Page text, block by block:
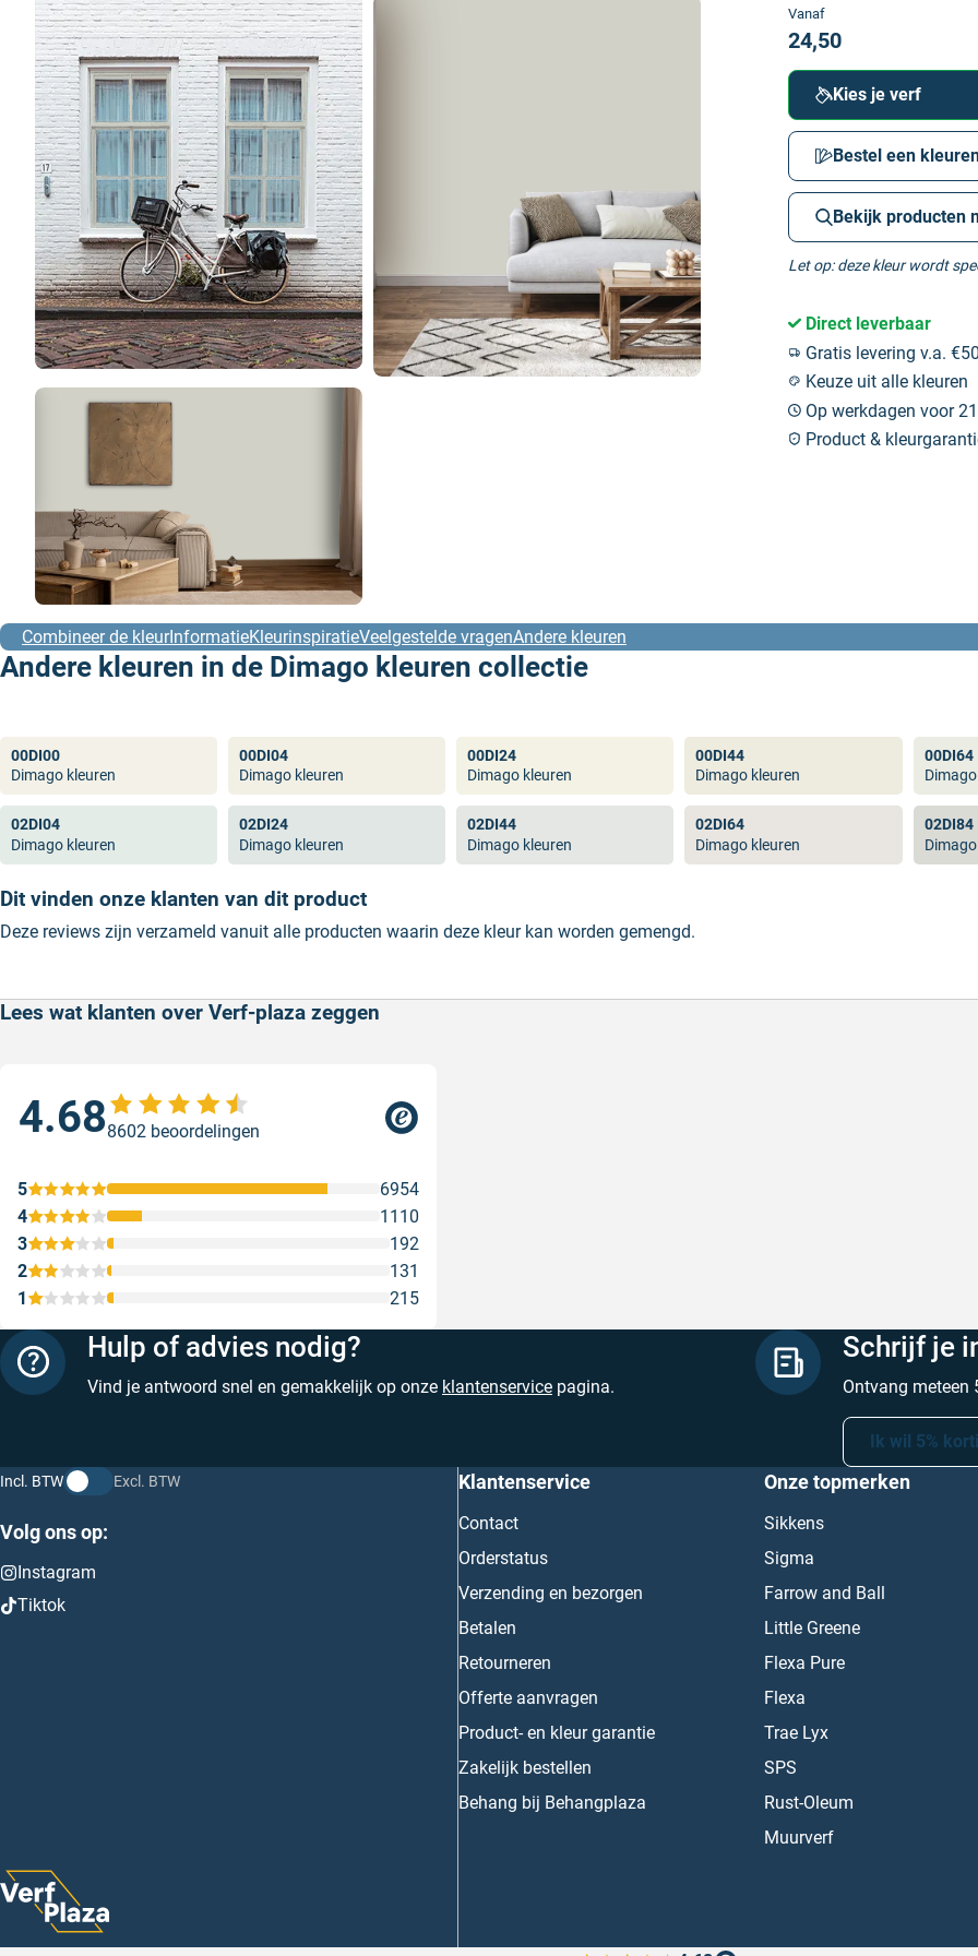
Vanaf
24,50
Kies je verf
Bestel een
Bekijk producten
Let op: deze kleur wordt
Direct leverbaar
Gratis levering v.a.
Keuze uit alle kleuren
Op werkdagen voor
Product &
Combineer de kleurInformatieKleurinspiratieVeelgestelde vragenAndere kleuren
Andere kleuren in de Dimago kleuren collectie
00DI00
Dimago kleuren
00DI04
Dimago kleuren
00DI24
Dimago kleuren
00DI44
Dimago kleuren
00DI64
02DI04
Dimago kleuren
02DI24
Dimago kleuren
02DI44
Dimago kleuren
02DI64
Dimago kleuren
02DI84
Dit vinden onze klanten van dit product
Deze reviews zijn verzameld vanuit alle producten waarin deze kleur kan worden gemengd.
Lees wat klanten over Verf-plaza zeggen
4.688602 beoordelingen
1 215
2 131
3 192
4 1110
5 6954
Hulp of advies nodig?
Vind je antwoord snel en gemakkelijk op onze klantenservice pagina.
Schrijf je
Ontvang meteen
Ik wil 5%
Incl. BTW Excl. BTW
Volg ons op:
Instagram
Tiktok
Klantenservice
Contact
Orderstatus
Verzending en bezorgen
Betalen
Retourneren
Offerte aanvragen
Product- en kleur garantie
Zakelijk bestellen
Behang bij Behangplaza
Onze topmerken
Sikkens
Sigma
Farrow and Ball
Little Greene
Flexa Pure
Flexa
Trae Lyx
SPS
Rust-Oleum
Muurverf